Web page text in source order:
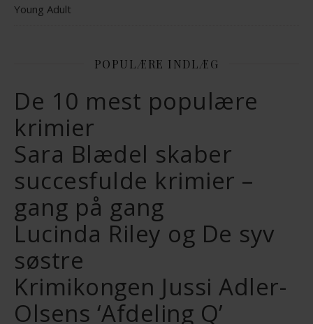
Young Adult
POPULÆRE INDLÆG
De 10 mest populære
krimier
Sara Blædel skaber
succesfulde krimier –
gang på gang
Lucinda Riley og De syv
søstre
Krimikongen Jussi Adler-
Olsens ‘Afdeling Q’